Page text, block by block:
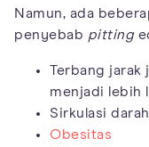
Namun, ada
penyebab pitting
Terbang jarak
menjadi lebih
Sirkulasi
Obesitas